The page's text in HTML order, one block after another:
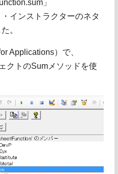
」
インストラクターのネタ
。
Applications）で、
クトのSumメソッドを使